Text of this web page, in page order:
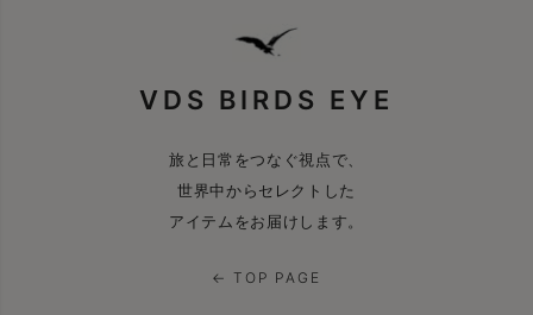
VDS BIRDS EYE
旅と日常をつなぐ視点で、
世界中からセレクトした
アイテムをお届けします。
← TOP PAGE